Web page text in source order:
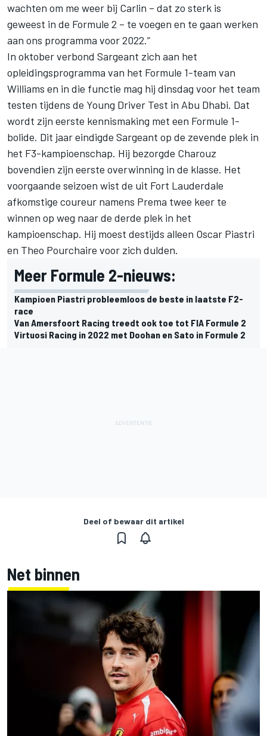
wachten om me weer bij Carlin – dat zo sterk is
geweest in de Formule 2 – te voegen en te gaan werken
aan ons programma voor 2022.”
In oktober verbond Sargeant zich aan het
opleidingsprogramma van het Formule 1-team van
Williams en in die functie mag hij dinsdag voor het team
testen tijdens de Young Driver Test in Abu Dhabi. Dat
wordt zijn eerste kennismaking met een Formule 1-
bolide. Dit jaar eindigde Sargeant op de zevende plek in
het F3-kampioenschap. Hij bezorgde Charouz
bovendien zijn eerste overwinning in de klasse. Het
voorgaande seizoen wist de uit Fort Lauderdale
afkomstige coureur namens Prema twee keer te
winnen op weg naar de derde plek in het
kampioenschap. Hij moest destijds alleen Oscar Piastri
en Theo Pourchaire voor zich dulden.
Meer Formule 2-nieuws:
Kampioen Piastri probleemloos de beste in laatste F2-
race
Van Amersfoort Racing treedt ook toe tot FIA Formule 2
Virtuosi Racing in 2022 met Doohan en Sato in Formule 2
Deel of bewaar dit artikel
Net binnen